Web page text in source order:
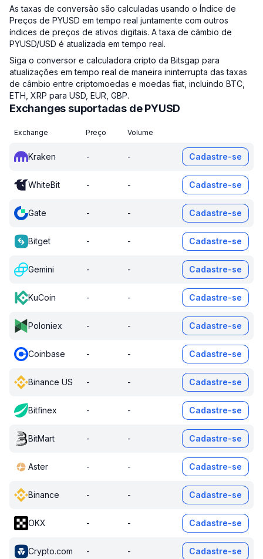
As taxas de conversão são calculadas usando o Índice de
Preços de PYUSD em tempo real juntamente com outros
índices de preços de ativos digitais. A taxa de câmbio de
PYUSD/USD é atualizada em tempo real.
Siga o conversor e calculadora cripto da Bitsgap para
atualizações em tempo real de maneira ininterrupta das taxas
de câmbio entre criptomoedas e moedas fiat, incluindo BTC,
ETH, XRP para USD, EUR, GBP.
Exchanges suportadas de PYUSD
Exchange Preço Volume
Kraken - - Cadastre-se
WhiteBit - - Cadastre-se
Gate - - Cadastre-se
Bitget - - Cadastre-se
Gemini - - Cadastre-se
KuCoin - - Cadastre-se
Poloniex - - Cadastre-se
Coinbase - - Cadastre-se
Binance US - - Cadastre-se
Bitfinex - - Cadastre-se
BitMart - - Cadastre-se
Aster - - Cadastre-se
Binance - - Cadastre-se
OKX - - Cadastre-se
Crypto.com - - Cadastre-se